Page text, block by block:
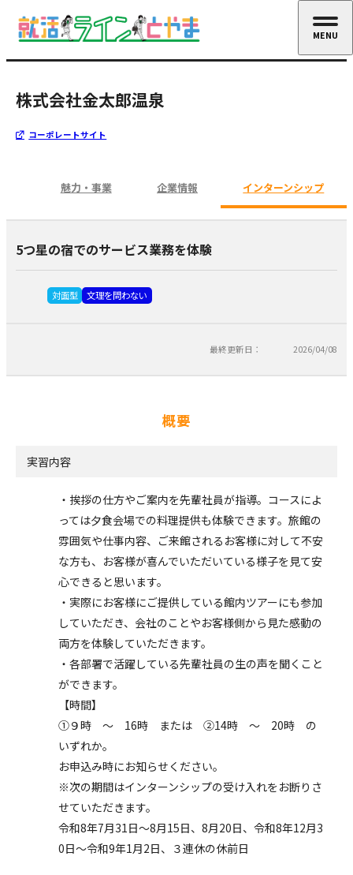
株式会社金太郎温泉
コーポレートサイト
魅力・事業 企業情報 インターンシップ
5つ星の宿でのサービス業務を体験
対面型 文理を問わない
最終更新日： 2026/04/08
概要
実習内容
・挨拶の仕方やご案内を先輩社員が指導。コースによ
っては夕食会場での料理提供も体験できます。旅館の
雰囲気や仕事内容、ご来館されるお客様に対して不安
な方も、お客様が喜んでいただいている様子を見て安
心できると思います。
・実際にお客様にご提供している館内ツアーにも参加
していただき、会社のことやお客様側から見た感動の
両方を体験していただきます。
・各部署で活躍している先輩社員の生の声を聞くこと
ができます。
【時間】
①９時 ～ 16時 または ②14時 ～ 20時 の
いずれか。
お申込み時にお知らせください。
※次の期間はインターンシップの受け入れをお断りさ
せていただきます。
令和8年7月31日～8月15日、8月20日、令和8年12月3
0日～令和9年1月2日、３連休の休前日
MENU